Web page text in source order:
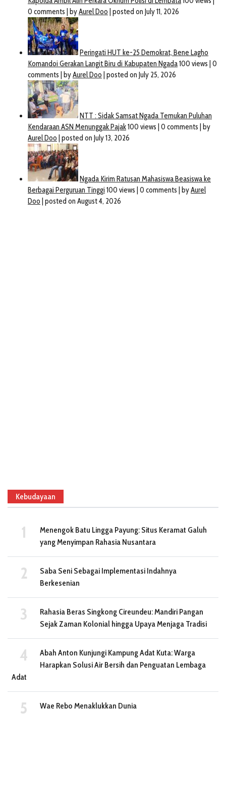
Kebudayaan
Menengok Batu Lingga Payung: Situs Keramat Galuh
yang Menyimpan Rahasia Nusantara
Saba Seni Sebagai Implementasi Indahnya
Berkesenian
Rahasia Beras Singkong Cireundeu: Mandiri Pangan
Sejak Zaman Kolonial hingga Upaya Menjaga Tradisi
Abah Anton Kunjungi Kampung Adat Kuta: Warga
Harapkan Solusi Air Bersih dan Penguatan Lembaga
Adat
Wae Rebo Menaklukkan Dunia